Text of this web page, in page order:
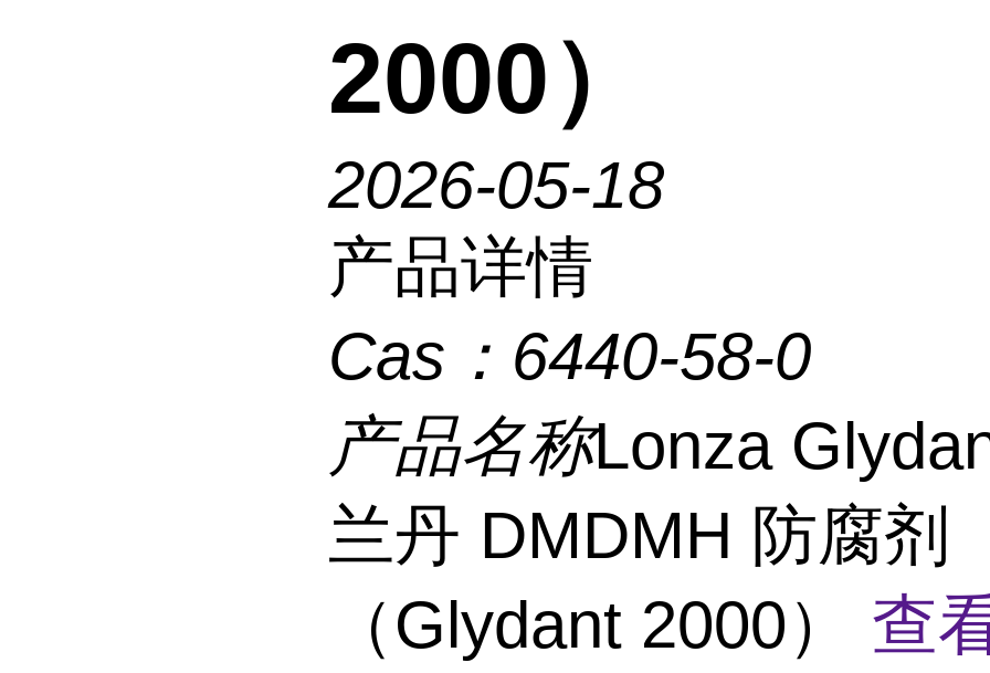
2000）
2026-05-18
产品详情
Cas： 6440-58-0
产品名称Lonza
兰丹 DMDMH 防腐剂
（Glydant 2000） 查